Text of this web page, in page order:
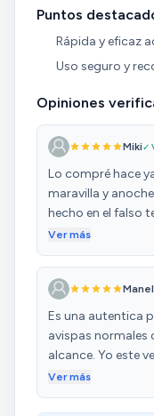
Puntos
Rápida y eficaz
Uso seguro y
Opiniones
Miki✓
Lo compré hace
maravilla y
hecho en el falso
Suponía que
fritas unas 25
montón que se
cierto que màs
lanzador de
que las avispas
Ver más
Manel
Es una autentica
avispas normales
alcance. Yo este
porque son una
Ver más